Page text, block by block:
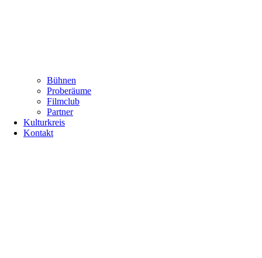
Bühnen
Proberäume
Filmclub
Partner
Kulturkreis
Kontakt